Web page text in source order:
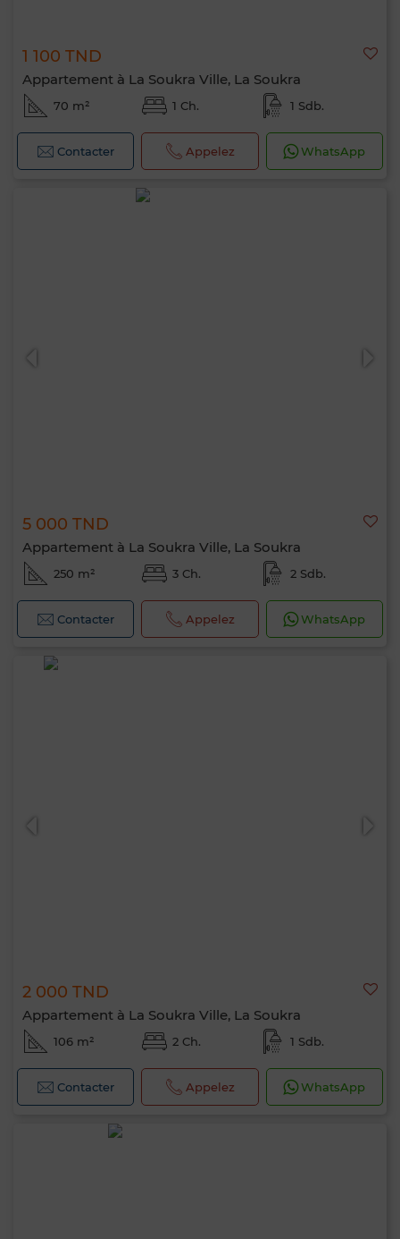
1 100 TND
Appartement à La Soukra Ville, La Soukra
70 m² 1 Ch. 1 Sdb.
Contacter Appelez WhatsApp
5 000 TND
Appartement à La Soukra Ville, La Soukra
250 m² 3 Ch. 2 Sdb.
Contacter Appelez WhatsApp
2 000 TND
Appartement à La Soukra Ville, La Soukra
106 m² 2 Ch. 1 Sdb.
Contacter Appelez WhatsApp